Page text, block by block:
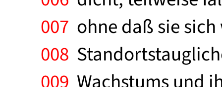
007 ohne daß sie
008